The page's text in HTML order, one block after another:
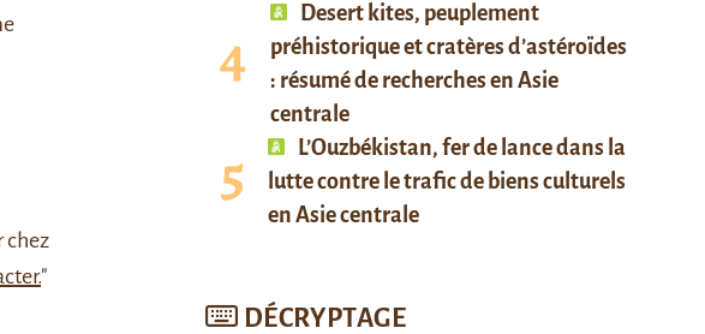
chez
"
Desert kites, peuplement
préhistorique et cratères d’astéroïdes
: résumé de recherches en Asie
centrale
L’Ouzbékistan, fer de lance dans la
lutte contre le trafic de biens culturels
en Asie centrale
DÉCRYPTAGE